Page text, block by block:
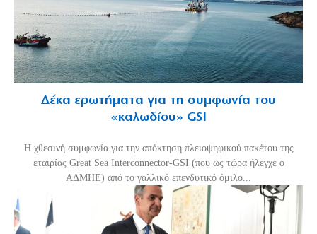
Δέκα ερωτήματα για τη συμφωνία του
«καλωδίου» GSI
Η χθεσινή συμφωνία για την απόκτηση πλειοψηφικού πακέτου της
εταιρίας Great Sea Interconnector-GSI (που ως τώρα ήλεγχε ο
ΑΔΜΗΕ) από το γαλλικό επενδυτικό όμιλο...